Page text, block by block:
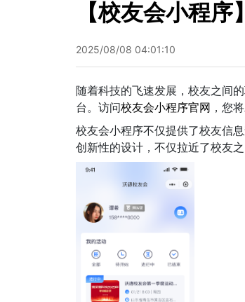
【校友会小程
2025/08/08 04:01:10
随着科技的飞速发展，校友之间
台。访问校友会小程序官网 ，您
校友会小程序不仅提供了校友信
创新性的设计，不仅拉近了校友